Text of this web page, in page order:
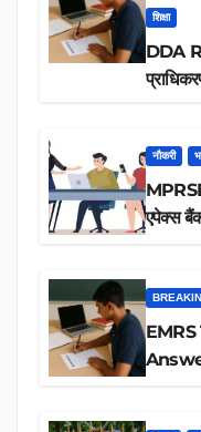
शिक्षा
DDA
नौकरी
एपेक्स